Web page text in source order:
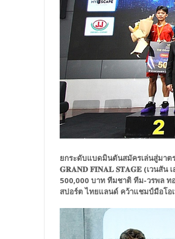
ยกระดับแบดมินตันสมัครเล่นสู่มา
𝐆𝐑𝐀𝐍𝐃 𝐅𝐈𝐍𝐀𝐋 𝐒𝐓𝐀𝐆𝐄 (เวนสัน เอ
500,000 บาท ทีมชาติ ทีม-วรพล ท
สปอร์ต ไทยแลนด์ คว้าแชมป์มือโอ